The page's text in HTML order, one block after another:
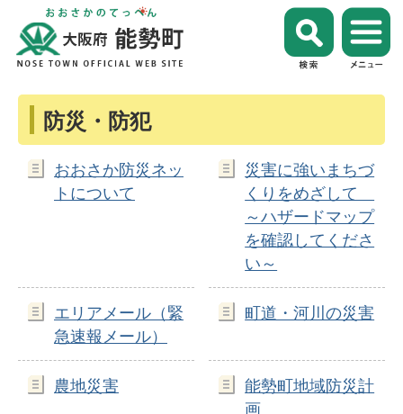
防災・防犯
おおさか防災ネッ
トについて
災害に強いまちづ
くりをめざして
～ハザードマップ
を確認してくださ
い～
エリアメール（緊
急速報メール）
町道・河川の災害
農地災害
能勢町地域防災計
画